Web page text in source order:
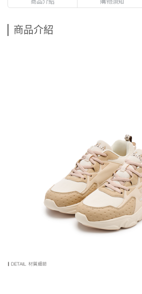
商品介紹